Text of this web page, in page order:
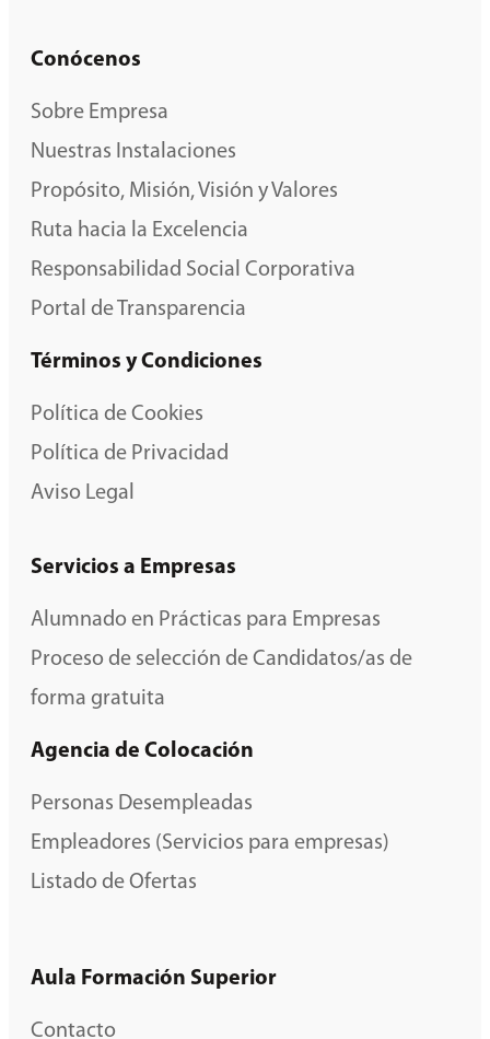
Conócenos
Sobre Empresa
Nuestras Instalaciones
Propósito, Misión, Visión y Valores
Ruta hacia la Excelencia
Responsabilidad Social Corporativa
Portal de Transparencia
Términos y Condiciones
Política de Cookies
Política de Privacidad
Aviso Legal
Servicios a Empresas
Alumnado en Prácticas para Empresas
Proceso de selección de Candidatos/as de
forma gratuita
Agencia de Colocación
Personas Desempleadas
Empleadores (Servicios para empresas)
Listado de Ofertas
Aula Formación Superior
Contacto